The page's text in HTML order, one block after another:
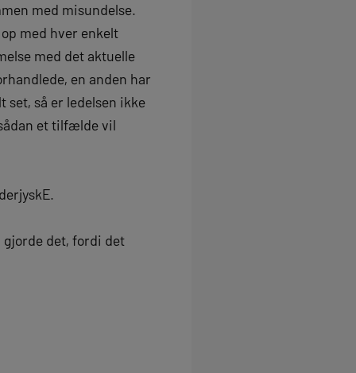
med misundelse.
med hver enkelt
med det aktuelle
en anden har
set, så er ledelsen ikke
et tilfælde vil
gjorde det, fordi det